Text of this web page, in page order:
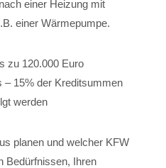
einer Heizung mit
einer Wärmepumpe.
zu 120.000 Euro
– 15% der Kreditsummen
werden
planen und welcher KFW
Bedürfnissen, Ihren